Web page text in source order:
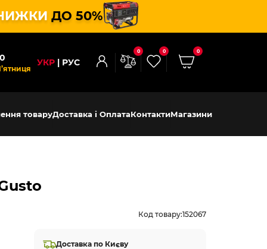
ДО 50%
УКР РУС
0 0 0
товаруДоставка і ОплатаКонтактиМагазини
Код товару:152067
Доставка по Києву